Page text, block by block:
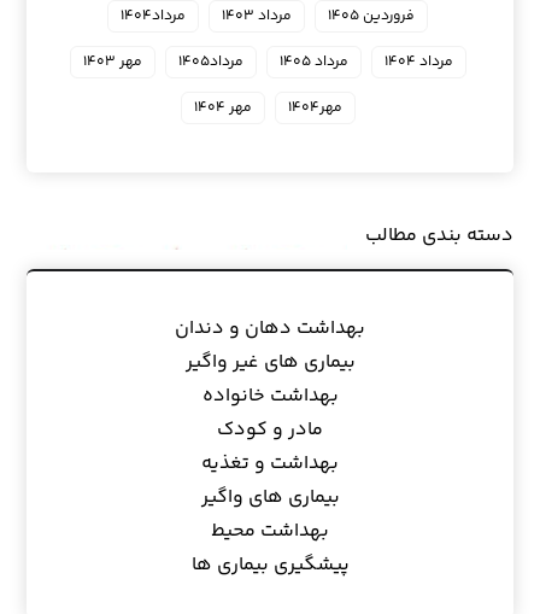
فروردین ۱۴۰۵ مرداد ۱۴۰۳
مرداد۱۴۰۴
مرداد ۱۴۰۴
مرداد ۱۴۰۵ مرداد۱۴۰۵
مهر ۱۴۰۳
مهر۱۴۰۴
مهر ۱۴۰۴
دسته بندی مطالب
بهداشت دهان و دندان
بیماری های غیر واگیر
بهداشت خانواده
مادر و کودک
بهداشت و تغذیه
بیماری های واگیر
بهداشت محیط
پیشگیری بیماری ها